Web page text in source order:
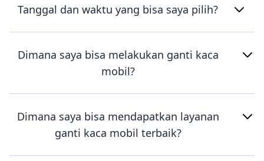
Tanggal dan waktu yang bisa saya pilih?
Dimana saya bisa melakukan ganti kaca
mobil?
Dimana saya bisa mendapatkan layanan
ganti kaca mobil terbaik?